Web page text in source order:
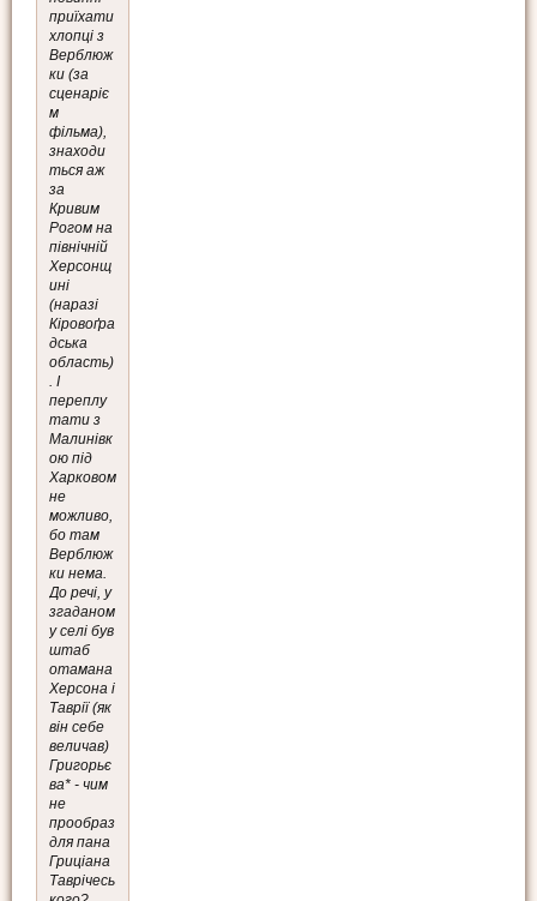
приїхати
хлопці з
Верблюж
ки (за
сценаріє
м
фільма),
знаходи
ться аж
за
Кривим
Рогом на
північній
Херсонщ
ині
(наразі
Кіровоґра
дська
область)
. І
переплу
тати з
Малинівк
ою під
Харковом
не
можливо,
бо там
Верблюж
ки нема.
До речі, у
згаданом
у селі був
штаб
отамана
Херсона і
Таврії (як
він себе
величав)
Григорьє
ва* - чим
не
прообраз
для пана
Гриціана
Таврічесь